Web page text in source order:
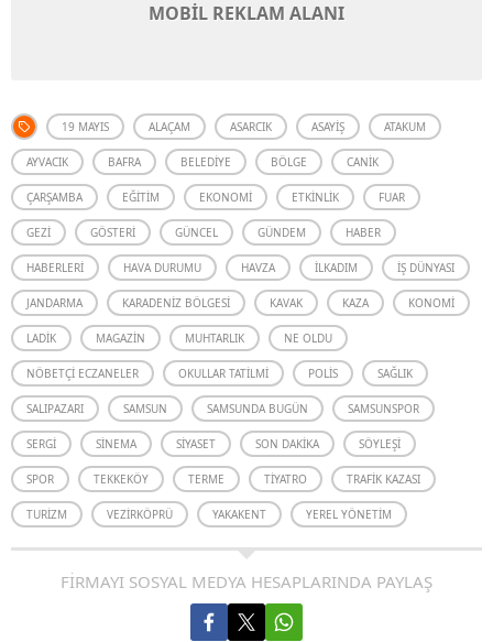
MOBİL REKLAM ALANI
19 MAYIS ALAÇAM ASARCIK ASAYIŞ ATAKUM
AYVACIK BAFRA BELEDIYE BÖLGE CANIK
ÇARŞAMBA EĞITIM EKONOMI ETKINLIK FUAR
GEZI GÖSTERI GÜNCEL GÜNDEM HABER
HABERLERI HAVA DURUMU HAVZA İLKADIM İŞ DÜNYASI
JANDARMA KARADENIZ BÖLGESI KAVAK KAZA KONOMI
LADIK MAGAZIN MUHTARLIK NE OLDU
NÖBETÇI ECZANELER OKULLAR TATILMI POLIS SAĞLIK
SALIPAZARI SAMSUN SAMSUNDA BUGÜN SAMSUNSPOR
SERGI SINEMA SIYASET SON DAKIKA SÖYLEŞI
SPOR TEKKEKÖY TERME TIYATRO TRAFIK KAZASI
TURIZM VEZIRKÖPRÜ YAKAKENT YEREL YÖNETIM
FİRMAYI SOSYAL MEDYA HESAPLARINDA PAYLAŞ